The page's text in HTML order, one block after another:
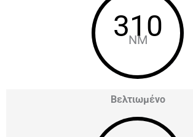
310
NM
Βελτιωμένο